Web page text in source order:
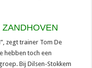
zegt trainer Tom De
hebben toch een
Bij Dilsen-Stokkem